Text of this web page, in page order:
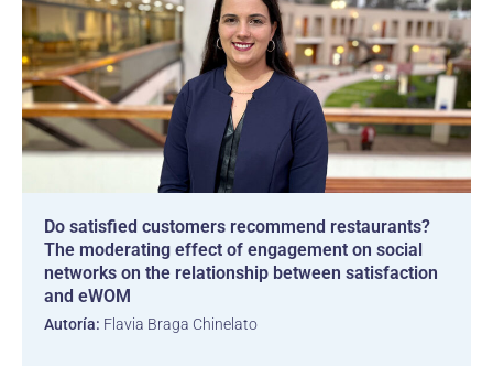
Do satisfied customers recommend restaurants?
The moderating effect of engagement on social
networks on the relationship between satisfaction
and eWOM
Autoría: Flavia Braga Chinelato